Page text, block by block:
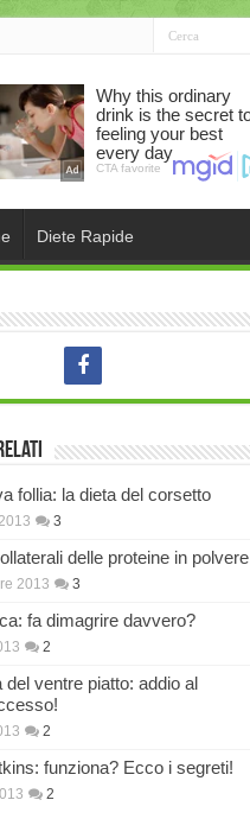
Diete Rapide
follia: la dieta del corsetto
3
delle proteine in polvere
2013 3
fa dimagrire davvero?
2
del ventre piatto: addio al
2
funziona? Ecco i segreti!
2